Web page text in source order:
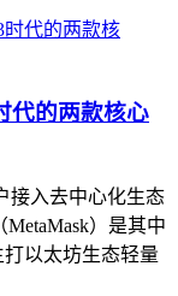
代的两款核心
接入去中心化生态
）是其中
以太坊生态轻量